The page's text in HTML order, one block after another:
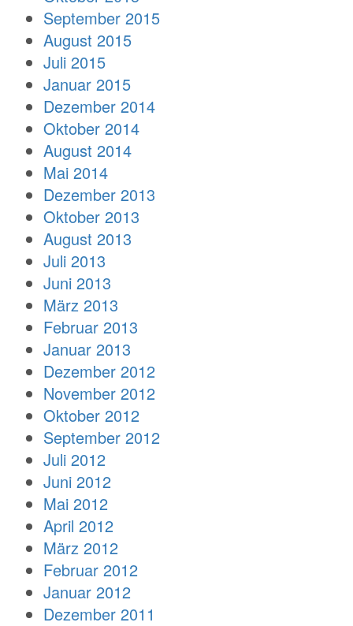
September 2015
August 2015
Juli 2015
Januar 2015
Dezember 2014
Oktober 2014
August 2014
Mai 2014
Dezember 2013
Oktober 2013
August 2013
Juli 2013
Juni 2013
März 2013
Februar 2013
Januar 2013
Dezember 2012
November 2012
Oktober 2012
September 2012
Juli 2012
Juni 2012
Mai 2012
April 2012
März 2012
Februar 2012
Januar 2012
Dezember 2011